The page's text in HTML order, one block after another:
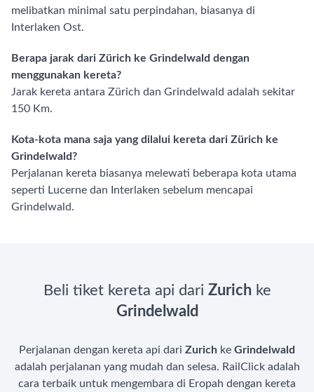
melibatkan minimal satu perpindahan, biasanya di
Interlaken Ost.
Berapa jarak dari Zürich ke Grindelwald dengan
menggunakan kereta?
Jarak kereta antara Zürich dan Grindelwald adalah sekitar
150 Km.
Kota-kota mana saja yang dilalui kereta dari Zürich ke
Grindelwald?
Perjalanan kereta biasanya melewati beberapa kota utama
seperti Lucerne dan Interlaken sebelum mencapai
Grindelwald.
Beli tiket kereta api dari Zurichke
Grindelwald
Perjalanan dengan kereta api dari Zurich ke Grindelwald
adalah perjalanan yang mudah dan selesa. RailClick adalah
cara terbaik untuk mengembara di Eropah dengan kereta